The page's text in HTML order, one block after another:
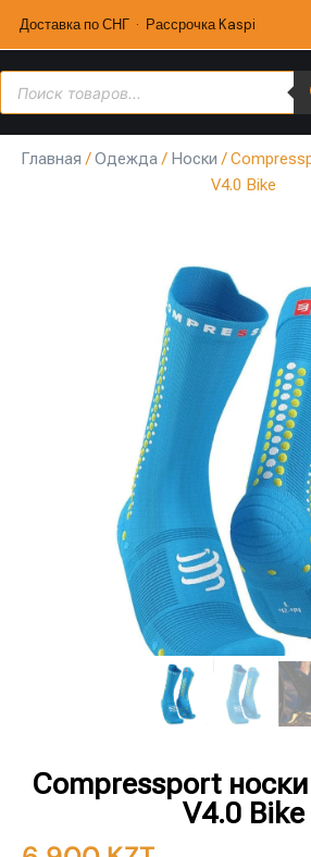
Доставка по СНГ · Рассрочка Kaspi
Главная /Одежда/ Носки /
V4.0 Bike
Compressport
V4.0 Bike